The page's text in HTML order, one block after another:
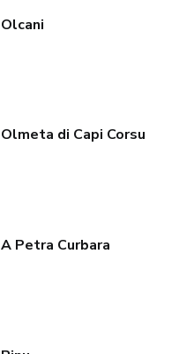
Olcani
Olmeta di Capi Corsu
A Petra Curbara